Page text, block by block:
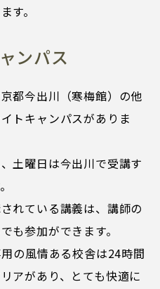
す。
ンパス
都今出川（寒梅館）の他
トキャンパスがありま
土曜日は今出川で受講す
れている講義は、講師の
も参加ができます。
の風情ある校舎は24時間
アがあり、とても快適に